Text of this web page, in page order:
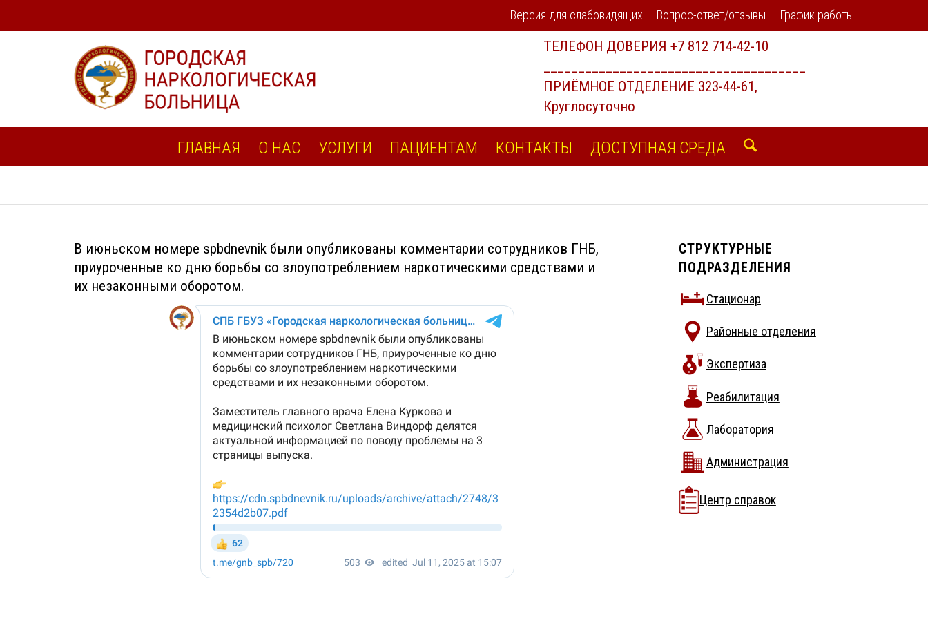
Версия для слабовидящих Вопрос-ответ/отзывы График работы
ГЛАВНАЯ О НАС УСЛУГИ ПАЦИЕНТАМ КОНТАКТЫ ДОСТУПНАЯ СРЕДА
В июньском номере spbdnevnik были опубликованы комментарии сотрудников ГНБ,
приуроченные ко дню борьбы со злоупотреблением наркотическими средствами и
их незаконными оборотом.
СТРУКТУРНЫЕ
ПОДРАЗДЕЛЕНИЯ
Стационар
Районные отделения
Экспертиза
Реабилитация
Лаборатория
Администрация
Центр справок